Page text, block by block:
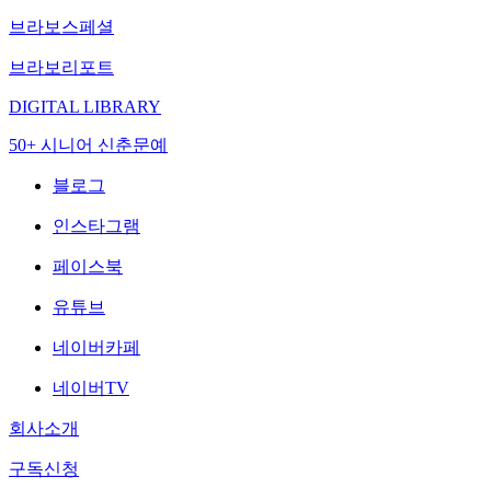
브라보스페셜
브라보리포트
DIGITAL LIBRARY
50+ 시니어 신춘문예
블로그
인스타그램
페이스북
유튜브
네이버카페
네이버TV
회사소개
구독신청